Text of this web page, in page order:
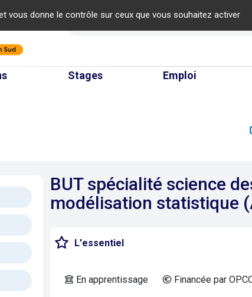
vous donne le contrôle sur ceux que vous souhaitez activer
Stages Emploi
BUT spécialité science
modélisation statistique
L'essentiel
En apprentissage Financée par